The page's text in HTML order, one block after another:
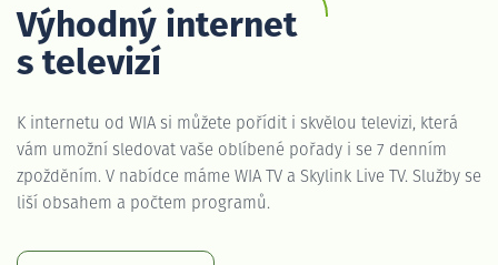
Výhodný internet
s televizí
K internetu od WIA si můžete pořídit i skvělou televizi, která
vám umožní sledovat vaše oblíbené pořady i se 7 denním
zpožděním. V nabídce máme WIA TV a Skylink Live TV. Služby se
liší obsahem a počtem programů.